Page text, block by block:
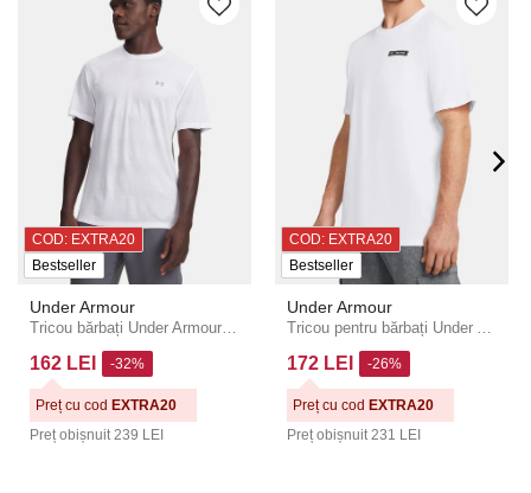
COD: EXTRA20
Bestseller
Under Armour
162 LEI
Preț obișnuit 239 LEI
-32%
Preț cu cod EXTRA20
COD: EXTRA20
Bestseller
Under Armour
172 LEI
Preț obișnuit 231 LEI
-26%
Preț cu cod EXTRA20